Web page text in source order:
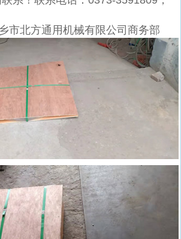
市北方通用机械有限公司商务部